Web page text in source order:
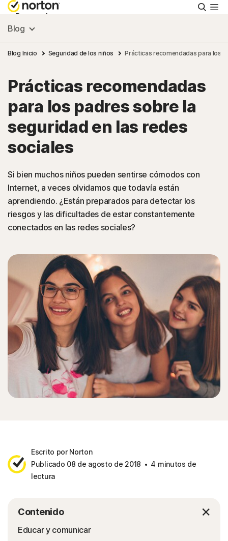
Personal
Pequeñas empresas
Recursos
Soporte
Prueba gratis
Iniciar sesión
Blog
Blog Inicio Seguridad de los niños Prácticas recomendadas para los
Prácticas recomendadas
para los padres sobre la
seguridad en las redes
sociales
Si bien muchos niños pueden sentirse cómodos con
Internet, a veces olvidamos que todavía están
aprendiendo. ¿Están preparados para detectar los
riesgos y las dificultades de estar constantemente
conectados en las redes sociales?
Escrito por Norton
Publicado 08 de agosto de 2018
4 minutos de
lectura
Contenido
Educar y comunicar